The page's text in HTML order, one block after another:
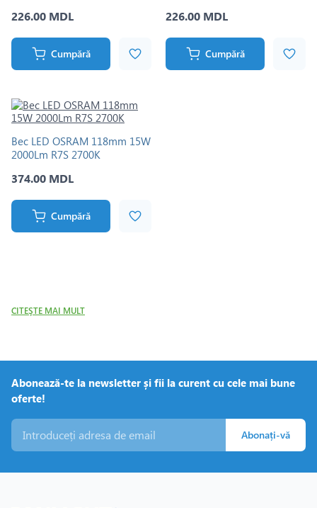
226.00 MDL
Cumpără
226.00 MDL
Cumpără
Bec LED OSRAM 118mm 15W
2000Lm R7S 2700K
374.00 MDL
Cumpără
CITEŞTE MAI MULT
Abonează-te la newsletter și fii la curent cu cele mai bune
oferte!
Abonați-vă